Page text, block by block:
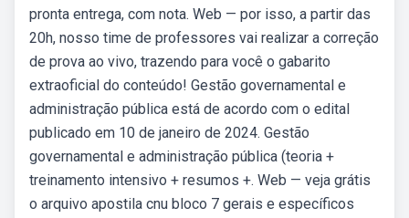
pronta entrega, com nota. Web — por isso, a partir das
20h, nosso time de professores vai realizar a correção
de prova ao vivo, trazendo para você o gabarito
extraoficial do conteúdo! Gestão governamental e
administração pública está de acordo com o edital
publicado em 10 de janeiro de 2024. Gestão
governamental e administração pública (teoria +
treinamento intensivo + resumos +. Web — veja grátis
o arquivo apostila cnu bloco 7 gerais e específicos